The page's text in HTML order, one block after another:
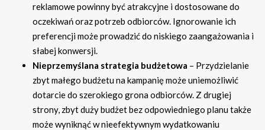
reklamowe powinny być atrakcyjne i dostosowane do
oczekiwań oraz potrzeb odbiorców. Ignorowanie ich
preferencji może prowadzić do niskiego zaangażowania i
słabej konwersji.
Nieprzemyślana strategia budżetowa – Przydzielanie
zbyt małego budżetu na kampanię może uniemożliwić
dotarcie do szerokiego grona odbiorców. Z drugiej
strony, zbyt duży budżet bez odpowiedniego planu także
może wyniknąć w nieefektywnym wydatkowaniu